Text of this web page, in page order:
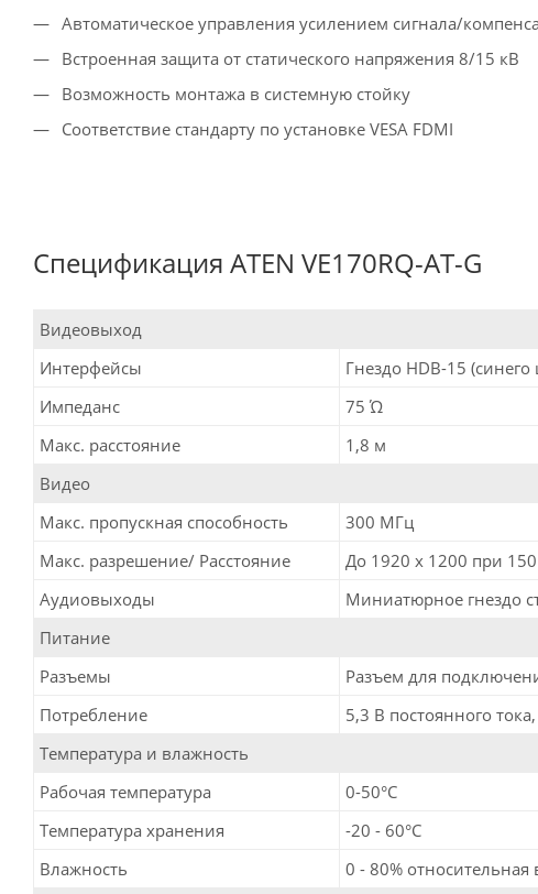
Автоматическое управления усилением сигнала/
Встроенная защита от статического напряжения 8/15 кВ
Возможность монтажа в системную стойку
Соответствие стандарту по установке VESA FDMI
Спецификация ATEN VE170RQ-AT-G
Видеовыход
Интерфейсы
Гнездо HDB-15 (синего
Импеданс
75 Ώ
Макс. расстояние
1,8 м
Видео
Макс. пропускная способность
300 MГц
Макс. разрешение/ Расстояние
До 1920 x 1200 при
Аудиовыходы
Миниатюрное гнездо
Питание
Разъемы
Разъем для
Потребление
5,3 В постоянного
Температура и влажность
Рабочая температура
0-50°C
Температура хранения
-20 - 60°C
Влажность
0 - 80% относительная